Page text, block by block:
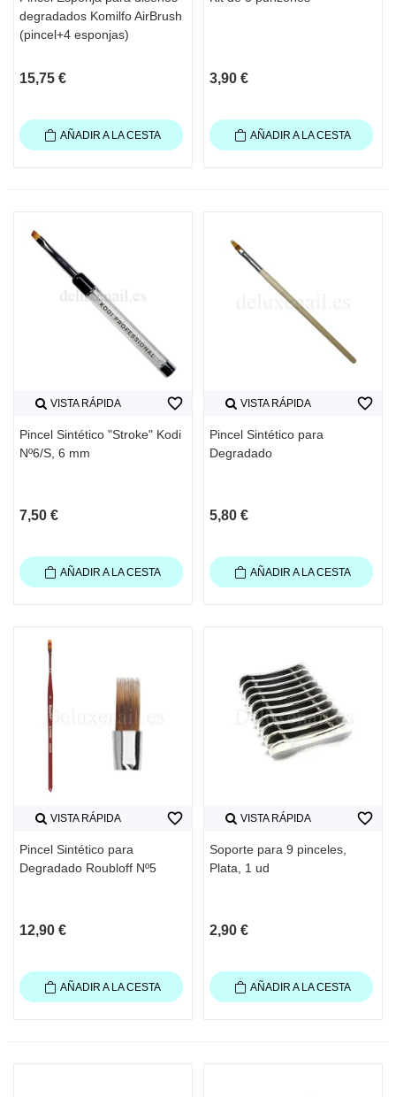
degradados Komilfo AirBrush
(pincel+4 esponjas)
15,75 €
AÑADIR A LA CESTA
3,90 €
AÑADIR A LA CESTA
VISTA RÁPIDA
Pincel Sintético "Stroke" Kodi
Nº6/S, 6 mm
7,50 €
favorite_border
AÑADIR A LA CESTA
VISTA RÁPIDA
Pincel Sintético para
Degradado
5,80 €
favorite_border
AÑADIR A LA CESTA
VISTA RÁPIDA
Pincel Sintético para
Degradado Roubloff Nº5
12,90 €
favorite_border
AÑADIR A LA CESTA
VISTA RÁPIDA
Soporte para 9 pinceles,
Plata, 1 ud
2,90 €
favorite_border
AÑADIR A LA CESTA